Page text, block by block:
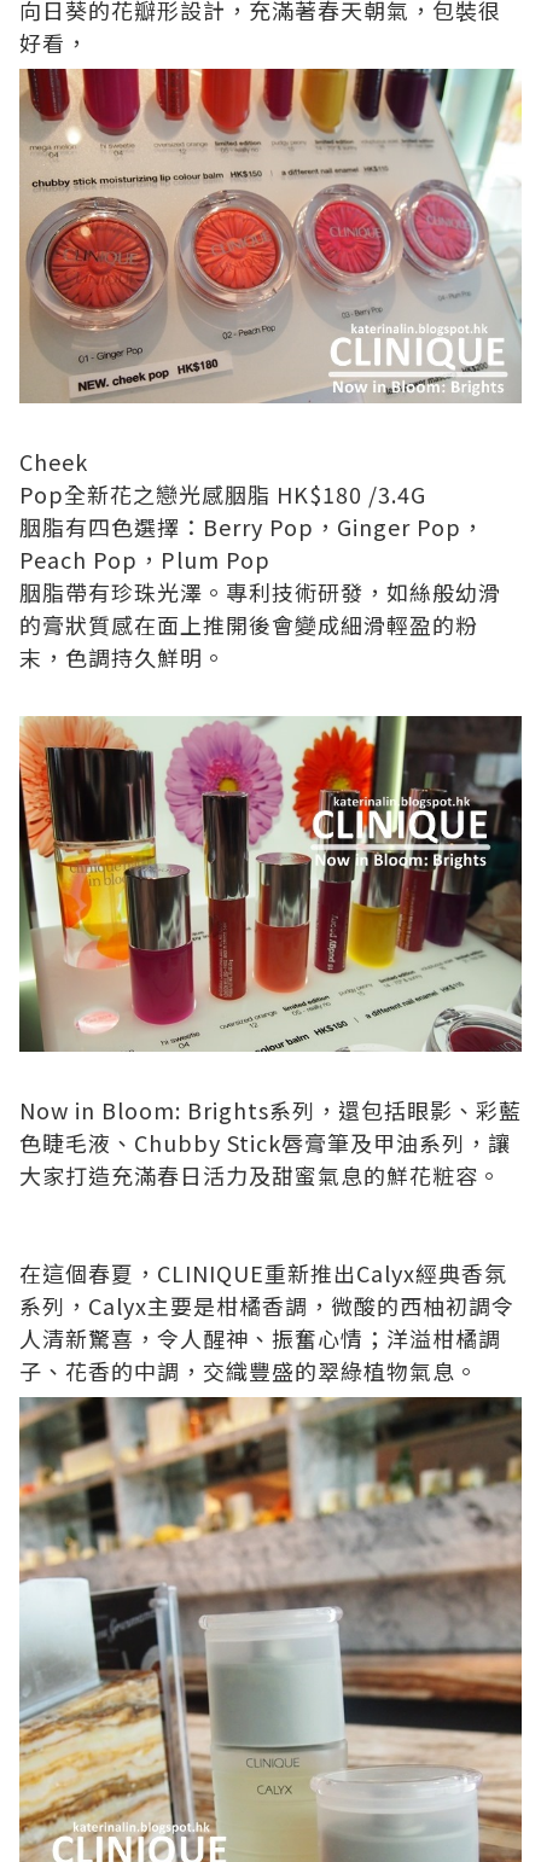
向日葵的花瓣形設計 ，充滿著春天朝氣 ，包裝很
好看，
Cheek
Pop全新花之戀光感胭脂 HK$180 /3.4G
胭脂有四色選擇： Berry Pop ， Ginger Pop ，
Peach Pop ， Plum Pop
胭脂帶有珍珠光澤。專利技術研發，如絲般幼滑
的膏狀質感在面上推開後會變成細滑輕盈的粉
末，色調持久鮮明。
Now in Bloom: Brights系列，還包括眼影、彩藍
色睫毛液、 Chubby Stick唇膏筆及甲油系列 ，讓
大家打造充滿春日活力及甜蜜氣息的鮮花粧容。
在這個春夏， CLINIQUE重新推出Calyx經典香氛
系列， Calyx主要是柑橘香調 ， 微酸的西柚初調令
人清新驚喜 ，令人醒神、振奮心情 ； 洋溢柑橘調
子、花香的中調，交織豐盛的翠綠植物氣息。